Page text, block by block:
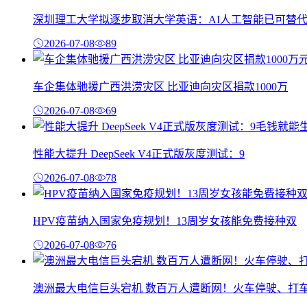
深圳理工大学拟逐步取消大学英语：AI人工智能已可替代
2026-07-08 89
车企集体驰援广西洪涝灾区 比亚迪向灾区捐款1000万
2026-07-08 69
性能大提升 DeepSeek V4正式版灰度测试：9
2026-07-08 78
HPV疫苗纳入国家免疫规划！13周岁女孩能免费接种双
2026-07-08 76
澳洲最大电信巨头宕机 数百万人遭断网！火车停驶、打